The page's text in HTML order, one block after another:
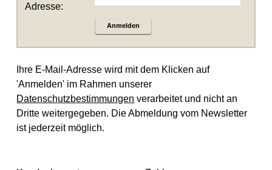
Adresse:
Anmelden
Ihre E-Mail-Adresse wird mit dem Klicken auf
'Anmelden' im Rahmen unserer
Datenschutzbestimmungen verarbeitet und nicht an
Dritte weitergegeben. Die Abmeldung vom Newsletter
ist jederzeit möglich.